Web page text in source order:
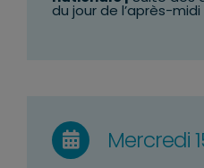
du jour de l’après-midi
Mercredi